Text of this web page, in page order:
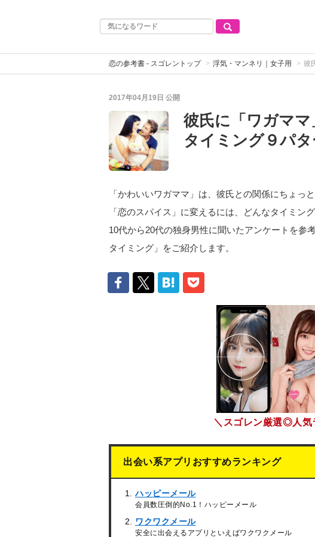
恋の参考書 - スゴレントップ 浮気・マンネリ｜女子用 彼
2017年04月19日 公開
彼氏に「ワガマ
タイミング９パタ
「かわいいワガママ」は、彼氏との関係にちょっ
「恋のスパイス」に変えるには、どんなタイミン
10代から20代の独身男性に聞いたアンケートを参
タイミング」をご紹介します。
＼スゴレン厳選◎人気
出会い系アプリおすすめランキング
ハッピーメール
会員数圧倒的No.1！ハッピーメール
ワクワクメール
安全に出会えるアプリといえばワクワクメール